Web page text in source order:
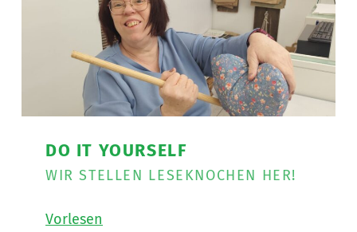
DO IT YOURSELF
WIR STELLEN LESEKNOCHEN HER!
Vorlesen